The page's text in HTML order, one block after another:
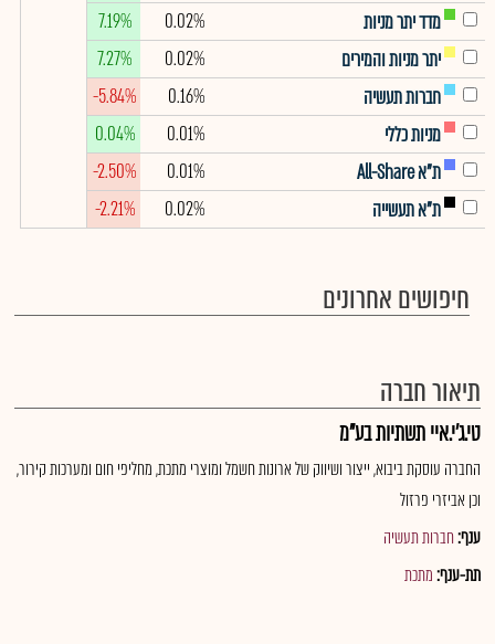
מדד יתר מניות
0.02%
7.19%
יתר מניות והמירים
0.02%
7.27%
חברות תעשיה
0.16%
-5.84%
מניות כללי
0.01%
0.04%
ת"א All-Share
0.01%
-2.50%
ת"א תעשייה
0.02%
-2.21%
חיפושים אחרונים
תיאור חברה
טי.ג'י.איי תשתיות בע"מ
החברה עוסקת ביבוא, ייצור ושיווק של ארונות חשמל ומוצרי מתכת, מחליפי חום ומערכות קירור,
וכן אביזרי פרזול
ענף:חברות תעשיה
תת-ענף:מתכת